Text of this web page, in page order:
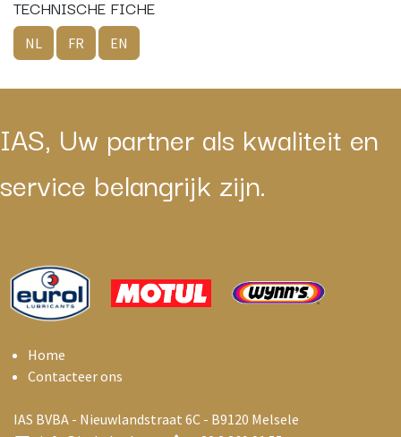
TECHNISCHE FICHE
NL FR EN
IAS, Uw partner als kwaliteit en
service belangrijk zijn.
Home
Contacteer ons
IAS BVBA - Nieuwlandstraat 6C - B9120 Melsele